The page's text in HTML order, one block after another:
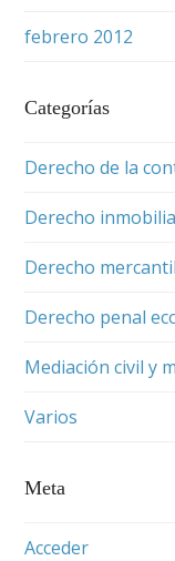
febrero 2012
Categorías
Derecho de la
Derecho
Derecho
Derecho penal
Mediación civil y
Varios
Meta
Acceder